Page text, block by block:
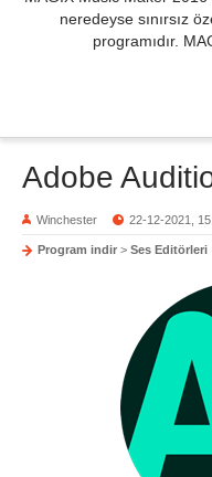
neredeyse sınırsız
programıdır.
Adobe
Winchester 22-12-2021,
Program indir > Ses Editörleri